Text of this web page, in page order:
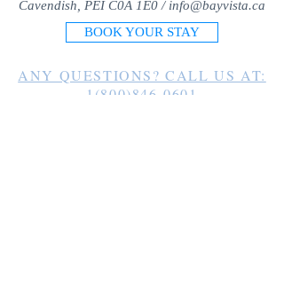
Cavendish, PEI C0A 1E0 / info@bayvista.ca
BOOK YOUR STAY
ANY QUESTIONS? CALL US AT:
1(800)846-0601